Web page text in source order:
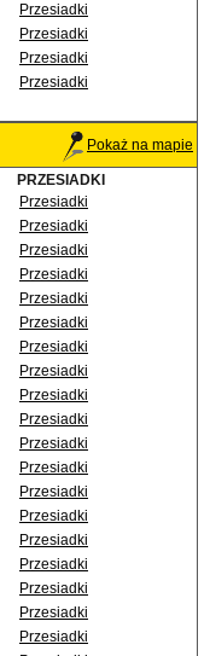
Przesiadki
Przesiadki
Przesiadki
Przesiadki
Pokaż na mapie
PRZESIADKI
Przesiadki
Przesiadki
Przesiadki
Przesiadki
Przesiadki
Przesiadki
Przesiadki
Przesiadki
Przesiadki
Przesiadki
Przesiadki
Przesiadki
Przesiadki
Przesiadki
Przesiadki
Przesiadki
Przesiadki
Przesiadki
Przesiadki